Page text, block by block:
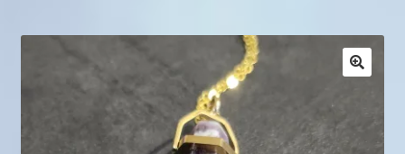
Galets pouce anti-stress
Pendentifs sifflet et fioles
Mini géodes